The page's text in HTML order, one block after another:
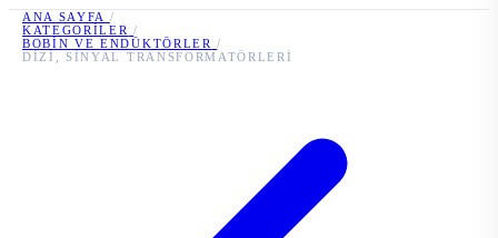
ANA SAYFA /
KATEGORILER /
BOBIN VE ENDÜKTÖRLER
/
DIZI, SINYAL TRANSFORMATÖRLERI